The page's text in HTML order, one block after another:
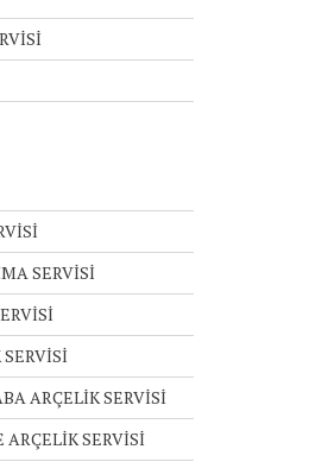
SERVİSİ
ARÇELİK SERVİSİ
ARÇELİK SERVİSİ